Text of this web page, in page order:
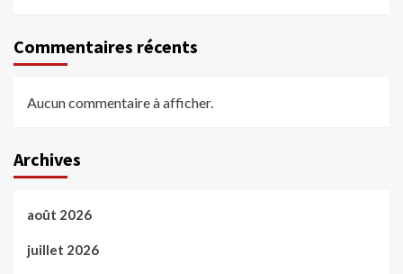
Commentaires récents
Aucun commentaire à afficher.
Archives
août 2026
juillet 2026